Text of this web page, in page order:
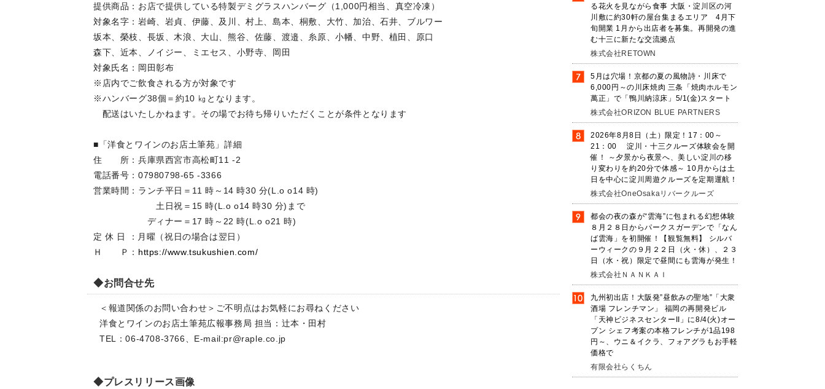
提供商品：お店で提供している特製デミグラスハンバーグ（1,000円相当、真空冷凍）
対象名字：岩崎、岩貞、伊藤、及川、村上、島本、桐敷、大竹、加治、石井、ブルワー
坂本、榮枝、長坂、木浪、大山、熊谷、佐藤、渡邉、糸原、小幡、中野、植田、原口
森下、近本、ノイジー、ミエセス、小野寺、岡田
対象氏名：岡田彰布
※店内でご飲食される方が対象です
※ハンバーグ38個＝約10 ㎏となります。
配送はいたしかねます。その場でお待ち帰りいただくことが条件となります
■「洋食とワインのお店土筆苑」詳細
住 所：兵庫県西宮市高松町11 -2
電話番号：07980798-65 -3366
営業時間：ランチ平日＝11 時～14 時30 分(L.o o14 時)
土日祝＝15 時(L.o o14 時30 分)まで
ディナー＝17 時～22 時(L.o o21 時)
定 休 日 ：月曜（祝日の場合は翌日）
Ｈ Ｐ： https://www.tsukushien.com/
◆お問合せ先
＜報道関係のお問い合わせ＞ご不明点はお気軽にお尋ねください
洋食とワインのお店土筆苑広報事務局 担当：辻本・田村
TEL：06-4708-3766、E-mail:pr@raple.co.jp
◆プレスリリース画像
る花火を見ながら食事 大阪・淀川区の河
川敷に約30軒の屋台集まるエリア 4月下
旬開業 1月から出店者を募集。再開発の進
む十三に新たな交流拠点
株式会社RETOWN
5月は穴場！京都の夏の風物詩・川床で
6,000円～の川床焼肉 三条「焼肉ホルモン
萬正」で「鴨川納涼床」5/1(金)スタート
株式会社ORIZON BLUE PARTNERS
2026年8月8日（土）限定！17：00～
21：00 淀川・十三クルーズ体験会を開
催！ ～夕景から夜景へ、美しい淀川の移
り変わりを約20分で体感～ 10月からは土
日を中心に淀川周遊クルーズを定期運航！
株式会社OneOsakaリバークルーズ
都会の夜の森が“雲海”に包まれる幻想体験
８月２８日からパークスガーデンで「なん
ば雲海」を初開催！【観覧無料】 シルバ
ーウィークの９月２２日（火・休）、２３
日（水・祝）限定で昼間にも雲海が発生！
株式会社ＮＡＮＫＡＩ
九州初出店！大阪発”昼飲みの聖地”「大衆
酒場 フレンチマン」 福岡の再開発ビル
「天神ビジネスセンターII」に8/4(火)オー
プン シェフ考案の本格フレンチが1品198
円～、ウニ＆イクラ、フォアグラもお手軽
価格で
有限会社らくちん